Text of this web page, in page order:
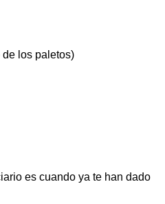
los paletos)
es cuando ya te han dado